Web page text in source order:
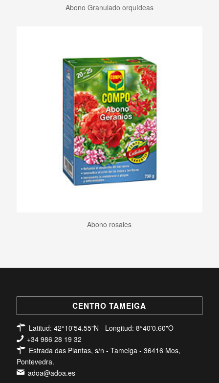
Abono Granulado orquídeas
Abono rosales
CENTRO TAMEIGA
Latitud: 42°10'54.55"N - Longitud: 8°40'0.60"O
+34 986 28 19 32
Estrada das Plantas, s/n - Tameiga - 36416 Mos,
Pontevedra.
adoa@adoa.es